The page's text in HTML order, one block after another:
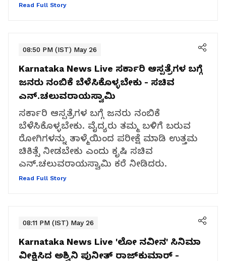
Read Full Story
08:50 PM (IST) May 26
Karnataka News Live ಸರ್ಕಾರಿ ಆಸ್ಪತ್ರೆಗಳ ಬಗ್ಗೆ
ಜನರು ನಂಬಿಕೆ ಬೆಳೆಸಿಕೊಳ್ಳಬೇಕು - ಸಚಿವ
ಎನ್.ಚಲುವರಾಯಸ್ವಾಮಿ
ಸರ್ಕಾರಿ ಆಸ್ಪತ್ರೆಗಳ ಬಗ್ಗೆ ಜನರು ನಂಬಿಕೆ
ಬೆಳೆಸಿಕೊಳ್ಳಬೇಕು. ವೈದ್ಯರು ತಮ್ಮ ಬಳಿಗೆ ಬರುವ
ರೋಗಿಗಳನ್ನು ತಾಳ್ಮೆಯಿಂದ ಪರೀಕ್ಷೆ ಮಾಡಿ ಉತ್ತಮ
ಚಿಕಿತ್ಸೆ ನೀಡಬೇಕು ಎಂದು ಕೃಷಿ ಸಚಿವ
ಎನ್.ಚಲುವರಾಯಸ್ವಾಮಿ ಕರೆ ನೀಡಿದರು.
Read Full Story
08:11 PM (IST) May 26
Karnataka News Live 'ಲೋ ನವೀನ' ಸಿನಿಮಾ
ವೀಕ್ಷಿಸಿದ ಅಶ್ವಿನಿ ಪುನೀತ್ ರಾಜ್‌ಕುಮಾರ್ -